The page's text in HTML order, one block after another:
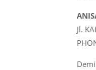
Jl.